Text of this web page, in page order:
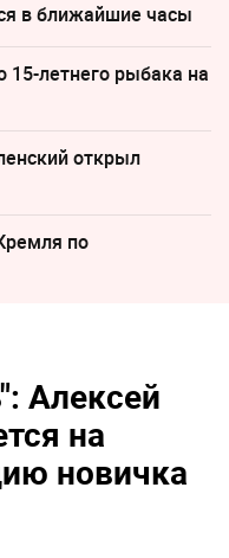
в ближайшие часы
15-летнего рыбака на
открыл
по
Алексей
на
новичка